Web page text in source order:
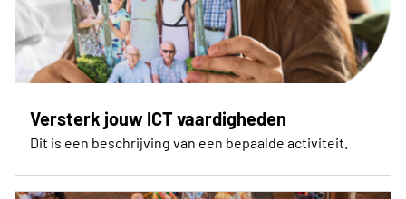
Versterk jouw ICT vaardigheden
Dit is een beschrijving van een bepaalde activiteit.